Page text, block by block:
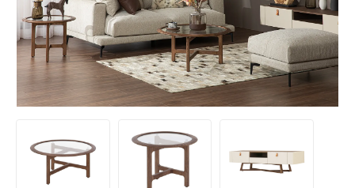
職人の業が光るハンドメイド
熟練の職人が作り上げるハイクオリティラ